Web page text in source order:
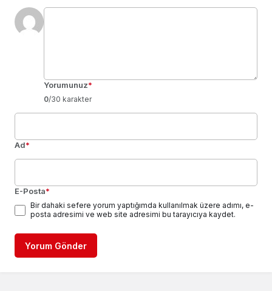
Yorumunuz*
0/30 karakter
Ad*
E-Posta*
Bir dahaki sefere yorum yaptığımda kullanılmak üzere adımı, e-
posta adresimi ve web site adresimi bu tarayıcıya kaydet.
Yorum Gönder